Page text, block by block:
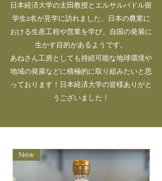
日本経済大学の太田教授とエルサルバドル留
学生2名が見学に訪れました。日本の農業に
おける生産工程や営業を学び、自国の発展に
生かす目的があるようです。
あねさん工房としても持続可能な地球環境や
地域の発展などに積極的に取り組みたいと思
っております！日本経済大学の皆様ありがと
うございました！
New